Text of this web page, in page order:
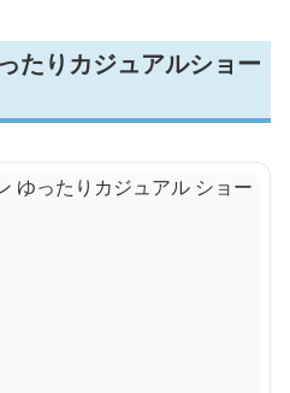
たりカジュアルショー